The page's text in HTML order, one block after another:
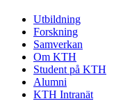
Utbildning
Forskning
Samverkan
Om KTH
Student på KTH
Alumni
KTH Intranät